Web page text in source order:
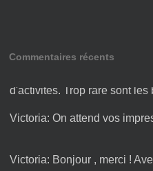
Commentaires récents
Victoria: On attend vos
Victoria: Bonjour , merci !